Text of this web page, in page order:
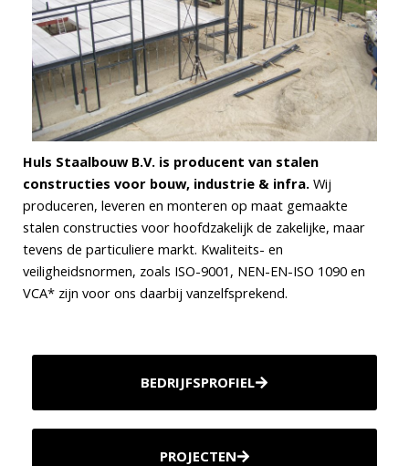
Huls Staalbouw B.V. is producent van stalen
constructies voor bouw, industrie & infra. Wij
produceren, leveren en monteren op maat gemaakte
stalen constructies voor hoofdzakelijk de zakelijke, maar
tevens de particuliere markt. Kwaliteits- en
veiligheidsnormen, zoals ISO-9001, NEN-EN-ISO 1090 en
VCA* zijn voor ons daarbij vanzelfsprekend.
BEDRIJFSPROFIEL
PROJECTEN